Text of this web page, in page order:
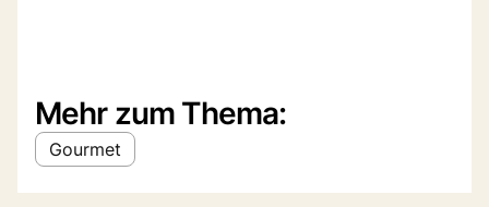
Mehr zum Thema:
Gourmet